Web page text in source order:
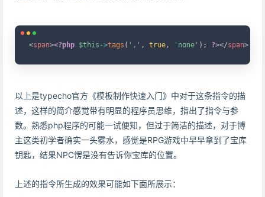
<span><?php $this ->tags ( ',' , true, 'none' ) ; ?></span>
以上是typecho官方《模板制作快速入门》中对于这条指令的描
述，这样的简介感觉带有明显的程序员思维，指出了指令与参
数。熟悉php程序的可能一试便知，但过于简洁的描述，对于博
主这类初学者确实一头雾水，感觉是RPG游戏中早早拿到了宝库
钥匙，结果NPC愣是没有告诉你宝库的位置。
上述的指令所生成的效果可能如下面所展示：